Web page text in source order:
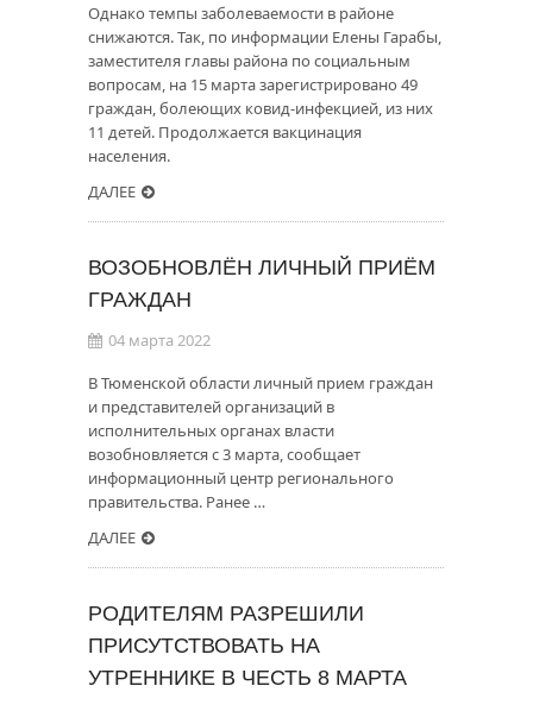
Однако темпы заболеваемости в районе
снижаются. Так, по информации Елены Гарабы,
заместителя главы района по социальным
вопросам, на 15 марта зарегистрировано 49
граждан, болеющих ковид-инфекцией, из них
11 детей. Продолжается вакцинация
населения.
ДАЛЕЕ
ВОЗОБНОВЛЁН ЛИЧНЫЙ ПРИЁМ
ГРАЖДАН
04 марта 2022
В Тюменской области личный прием граждан
и представителей организаций в
исполнительных органах власти
возобновляется с 3 марта, сообщает
информационный центр регионального
правительства. Ранее …
ДАЛЕЕ
РОДИТЕЛЯМ РАЗРЕШИЛИ
ПРИСУТСТВОВАТЬ НА
УТРЕННИКЕ В ЧЕСТЬ 8 МАРТА